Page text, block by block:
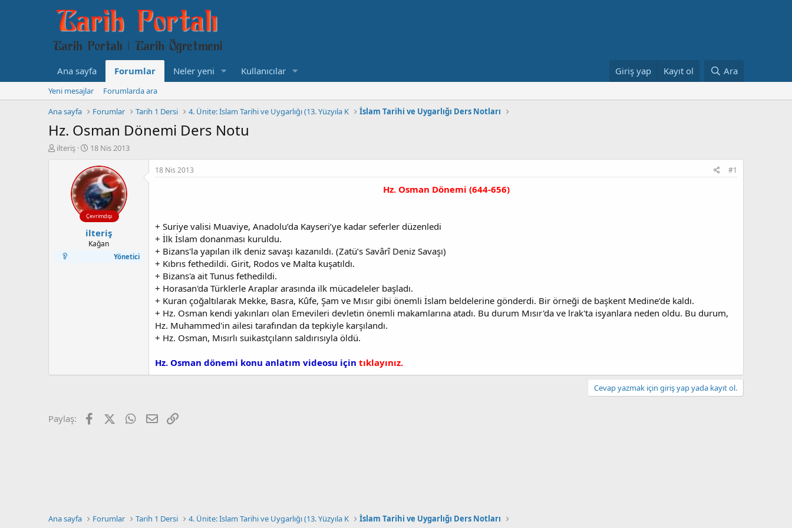
Ana sayfa Forumlar Neler yeni Kullanıcılar Giriş yap Kayıt ol Ara
Yeni mesajlar
Forumlarda ara
Ana sayfa
Forumlar Tarih 1 Dersi 4. Ünite: İslam Tarihi ve Uygarlığı (13. Yüzyıla K İslam Tarihi ve Uygarlığı Ders Notları
Hz. Osman Dönemi Ders Notu
K
ilteriş
B
ş
l
a
n
g
ı
ç
t
18 Nis 2013
Çevrimdışı
ilteriş
Kağan
Yönetici
18 Nis 2013 #1
Hz. Osman Dönemi (644-656)
+ Suriye valisi Muaviye, Anadolu’da Kayseri’ye kadar seferler düzenledi
+ İlk İslam donanması kuruldu.
+ Bizans'la yapılan ilk deniz savaşı kazanıldı. (Zatü’s Savârî Deniz Savaşı)
+ Kıbrıs fethedildi. Girit, Rodos ve Malta kuşatıldı.
+ Bizans'a ait Tunus fethedildi.
+ Horasan'da Türklerle Araplar arasında ilk mücadeleler başladı.
+ Kuran çoğaltılarak Mekke, Basra, Kûfe, Şam ve Mısır gibi önemli İslam beldelerine gönderdi. Bir örneği de başkent Medine’de kaldı.
+ Hz. Osman kendi yakınları olan Emevileri devletin önemli makamlarına atadı. Bu durum Mısır'da ve lrak'ta isyanlara neden oldu. Bu durum,
Hz. Muhammed'in ailesi tarafından da tepkiyle karşılandı.
+ Hz. Osman, Mısırlı suikastçılann saldırısıyla öldü.
Hz. Osman dönemi konu anlatım videosu için tıklayınız.
Cevap yazmak için giriş yap yada kayıt ol.
Paylaş: FacebookX (Twitter)WhatsApp
E-posta
Ana sayfa Forumlar Tarih 1 Dersi 4. Ünite: İslam Tarihi ve Uygarlığı (13. Yüzyıla K İslam Tarihi ve Uygarlığı Ders Notları